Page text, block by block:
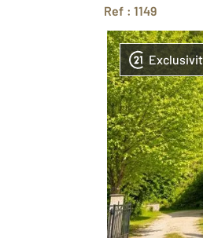
Ref : 1149